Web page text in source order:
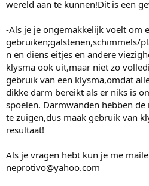
wereld aan te kunnen!Dit is een
-Als je je ongemakkelijk voelt om
gebruiken;galstenen,schimmels/
n en diens eitjes en andere
klysma ook uit,maar niet zo
gebruik van een klysma,omdat
dikke darm bereikt als er niks is
spoelen. Darmwanden hebben
te zuigen,dus maak gebruik van
resultaat!
Als je vragen hebt kun je me
neprotivo@yahoo.com